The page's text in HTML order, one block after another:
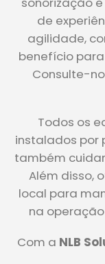
de
agilidade,
benefício
Consulte-
Todos os
instalados por
também
Além disso,
local para
na
Com a NLB